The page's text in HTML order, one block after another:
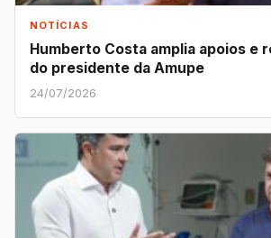
NOTÍCIAS
Humberto Costa amplia apoios e
do presidente da Amupe
24/07/2026